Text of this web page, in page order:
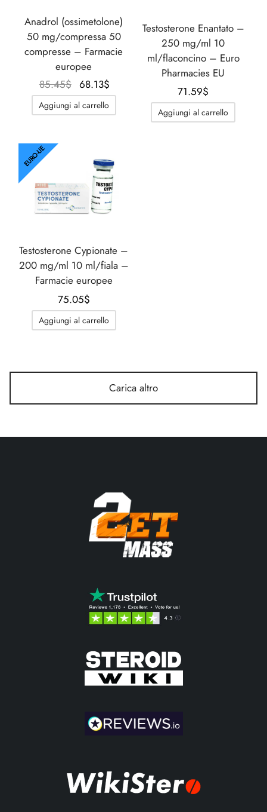
Anadrol (ossimetolone)
50 mg/compressa 50
compresse – Farmacie
europee
85.45$
Il
prezzo
originale
68.13$
prezzo
attuale
Aggiungi al carrello
Testosterone Enantato –
250 mg/ml 10
ml/flaconcino – Euro
Pharmacies EU
71.59$
Aggiungi al carrello
EURO-UE
Testosterone Cypionate –
200 mg/ml 10 ml/fiala –
Farmacie europee
75.05$
Aggiungi al carrello
Carica altro